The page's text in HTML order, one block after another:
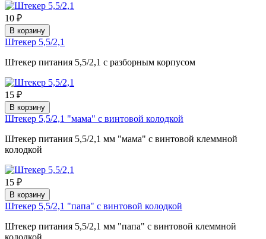
10 ₽
В корзину
Штекер 5,5/2,1
Штекер питания 5,5/2,1 с разборным корпусом
15 ₽
В корзину
Штекер 5,5/2,1 "мама" с винтовой колодкой
Штекер питания 5,5/2,1 мм "мама" с винтовой клеммной
колодкой
15 ₽
В корзину
Штекер 5,5/2,1 "папа" с винтовой колодкой
Штекер питания 5,5/2,1 мм "папа" с винтовой клеммной
колодкой